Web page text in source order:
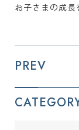
お子さまの成長
PREV